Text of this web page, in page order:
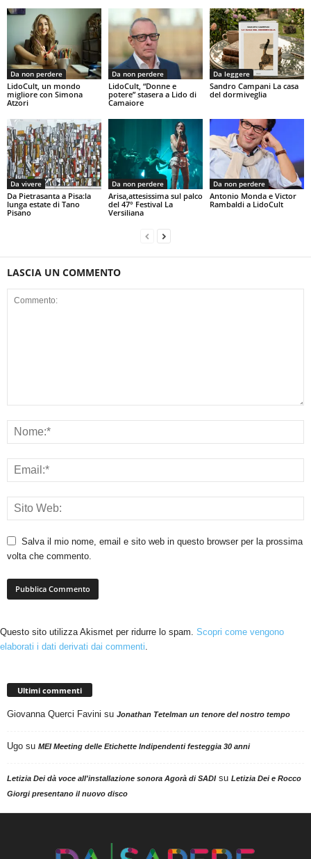
Da non perdere
LidoCult, un mondo
migliore con Simona
Atzori
Da non perdere
LidoCult, “Donne e
potere” stasera a Lido di
Camaiore
Da leggere
Sandro Campani La casa
del dormiveglia
Da vivere
Da Pietrasanta a Pisa:la
lunga estate di Tano
Pisano
Da non perdere
Arisa,attesissima sul palco
del 47° Festival La
Versiliana
Da non perdere
Antonio Monda e Victor
Rambaldi a LidoCult
LASCIA UN COMMENTO
Salva il mio nome, email e sito web in questo browser per la prossima
volta che commento.
Questo sito utilizza Akismet per ridurre lo spam. Scopri come vengono
elaborati i dati derivati dai commenti.
Ultimi commenti
Giovanna Querci Favini su Jonathan Tetelman un tenore del nostro tempo
Ugo su MEI Meeting delle Etichette Indipendenti festeggia 30 anni
Letizia Dei dà voce all'installazione sonora Agorà di SADIsu Letizia Dei e Rocco
Giorgi presentano il nuovo disco